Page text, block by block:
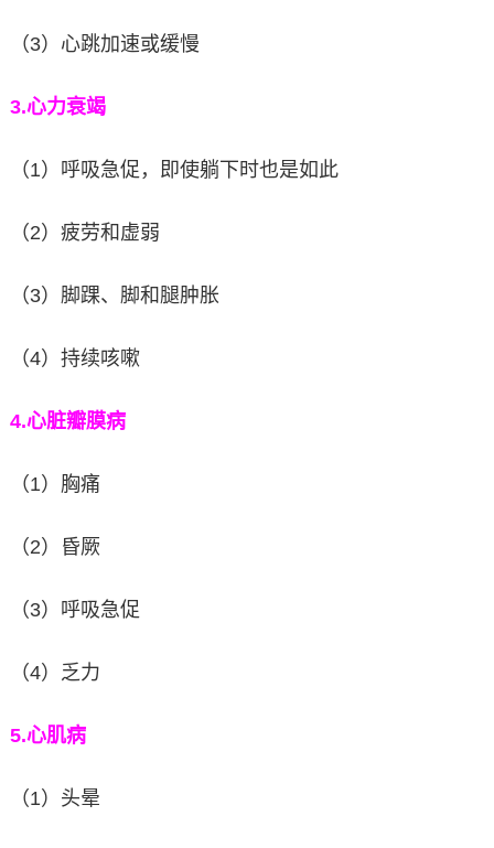
（3）心跳加速或缓慢
3.心力衰竭
（1）呼吸急促，即使躺下时也是如此
（2）疲劳和虚弱
（3）脚踝、脚和腿肿胀
（4）持续咳嗽
4.心脏瓣膜病
（1）胸痛
（2）昏厥
（3）呼吸急促
（4）乏力
5.心肌病
（1）头晕